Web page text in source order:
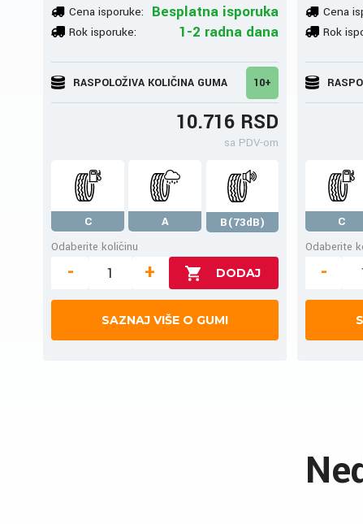
Cena isporuke: Besplatna isporuka
Rok isporuke: 1-2 radna dana
RASPOLOŽIVA KOLIČINA GUMA 10+
10.716 RSD
sa PDV-om
C A
B(73dB)
Odaberite količinu
- +
SAZNAJ VIŠE O GUMI
Cena
Rok
C
Odaberite
-